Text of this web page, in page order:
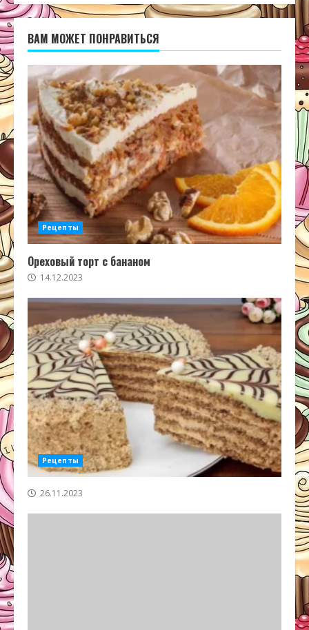
ВАМ МОЖЕТ ПОНРАВИТЬСЯ
Рецепты
Ореховый торт с бананом
14.12.2023
Рецепты
26.11.2023